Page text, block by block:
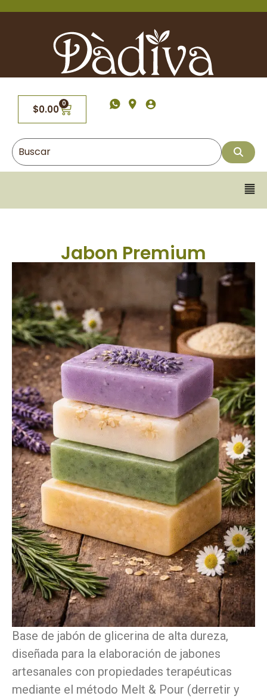
$0.00 0
Jabon Premium
Base de jabón de glicerina de alta dureza,
diseñada para la elaboración de jabones
artesanales con propiedades terapéuticas
mediante el método Melt & Pour (derretir y